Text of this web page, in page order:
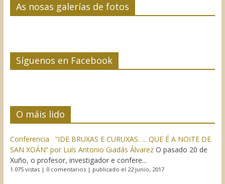
As nosas galerías de fotos
Síguenos en Facebook
O máis lido
Conferencia “IDE BRUXAS E CURUXAS….. QUE É A NOITE DE
SAN XOÁN” por Luís Antonio Giadás Álvarez O pasado 20 de
Xuño, o profesor, investigador e confere...
1.075 vistas| 0 comentarios| publicado el 22 junio, 2017